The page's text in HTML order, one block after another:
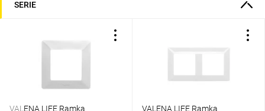
SERIE
VALENA LIFE Ramka
VALENA LIFE Ramka